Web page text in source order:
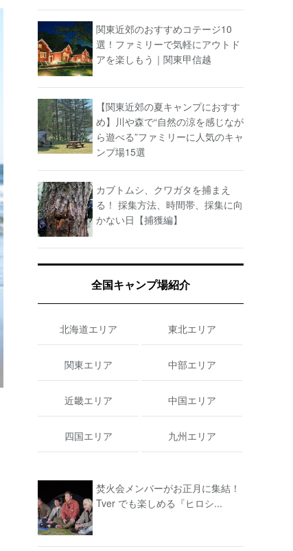
関東近郊のおすすめコテージ10
選！ファミリーで気軽にアウトド
アを楽しもう｜関東甲信越
【関東近郊の夏キャンプにおすす
め】川や森で“自然の涼を感じなが
ら遊べる”ファミリーに人気のキャ
ンプ場15選
カブトムシ、クワガタを捕まえ
る！ 採集方法、時間帯、採集に向
かない日【捕獲編】
全国キャンプ場紹介
北海道エリア 東北エリア
関東エリア 中部エリア
近畿エリア 中国エリア
四国エリア 九州エリア
焚火会メンバーがお正月に集結！
Tver でも楽しめる『ヒロシ...